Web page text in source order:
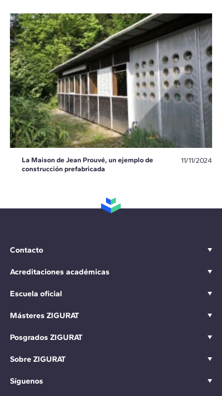
La Maison de Jean Prouvé, un ejemplo de
construcción prefabricada
11/11/2024
Contacto
Acreditaciones académicas
Escuela oficial
Másteres ZIGURAT
Posgrados ZIGURAT
Sobre ZIGURAT
Síguenos